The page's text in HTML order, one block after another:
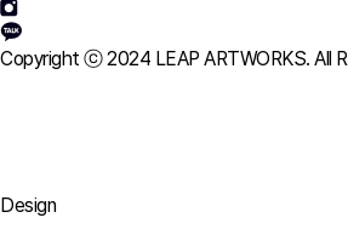
Copyright ⓒ 2024 LEAP ARTWORKS. All
Design